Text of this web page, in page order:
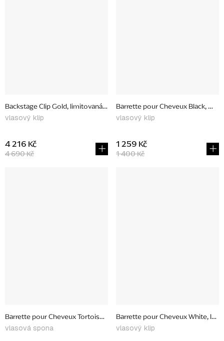
Backstage Clip Gold, limitovaná edice
vlasový klip
4 690 Kč
4 216 Kč
Barrette pour Cheveux Black,
vlasový klip
1 400 Kč
1 259 Kč
Barrette pour Cheveux Tortoise, medium
vlasová spona
Barrette pour Cheveux White,
vlasový klip